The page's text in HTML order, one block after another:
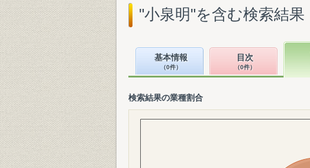
"小泉明"を含む検索結果
基本情報
（0件）
目次
（0件）
検索結果の業種割合